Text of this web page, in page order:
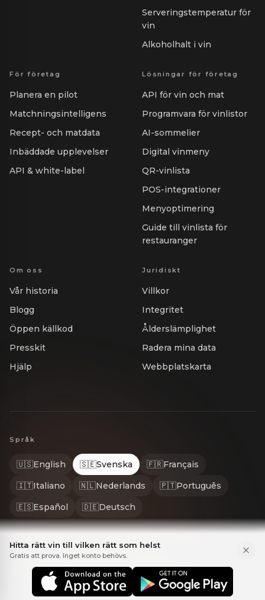
Serveringstemperatur för
vin
Alkoholhalt i vin
För företag
Planera en pilot
Matchningsintelligens
Recept- och matdata
Inbäddade upplevelser
API & white-label
Lösningar för företag
API för vin och mat
Programvara för vinlistor
AI-sommelier
Digital vinmeny
QR-vinlista
POS-integrationer
Menyoptimering
Guide till vinlista för
restauranger
Om oss
Vår historia
Blogg
Öppen källkod
Presskit
Hjälp
Juridiskt
Villkor
Integritet
Ålderslämplighet
Radera mina data
Webbplatskarta
Språk
🇺🇸English 🇸🇪Svenska 🇫🇷Français
🇮🇹Italiano 🇳🇱Nederlands 🇵🇹Português
🇪🇸Español 🇩🇪Deutsch
© 2026 Gastrona. Alla rättigheter förbehållna. GASTRONA® är ett
Hitta rätt vin till vilken rätt som helst
Gratis att prova. Inget konto behövs.